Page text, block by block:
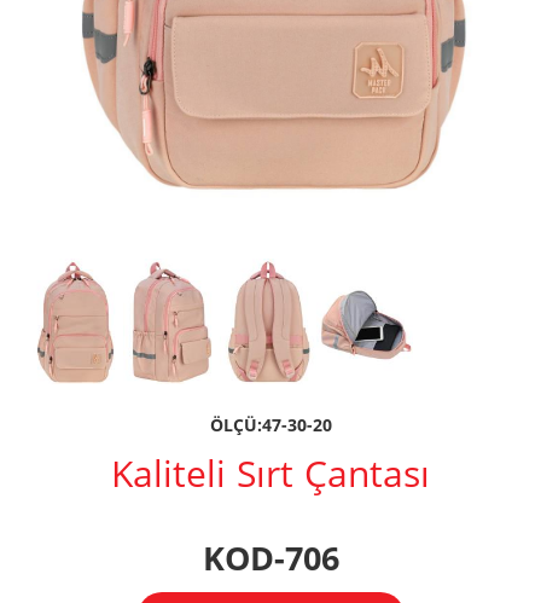
ÖLÇÜ:47-30-20
Kaliteli Sırt Çantası
KOD-706